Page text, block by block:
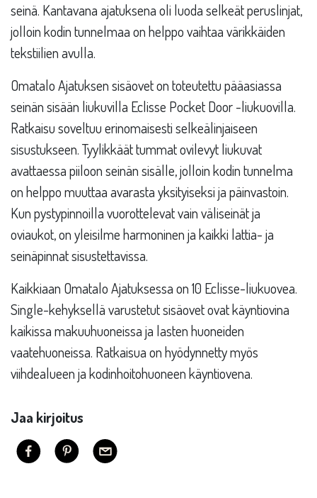
seinä. Kantavana ajatuksena oli luoda selkeät peruslinjat,
jolloin kodin tunnelmaa on helppo vaihtaa värikkäiden
tekstiilien avulla.
Omatalo Ajatuksen sisäovet on toteutettu pääasiassa
seinän sisään liukuvilla Eclisse Pocket Door -liukuovilla.
Ratkaisu soveltuu erinomaisesti selkeälinjaiseen
sisustukseen. Tyylikkäät tummat ovilevyt liukuvat
avattaessa piiloon seinän sisälle, jolloin kodin tunnelma
on helppo muuttaa avarasta yksityiseksi ja päinvastoin.
Kun pystypinnoilla vuorottelevat vain väliseinät ja
oviaukot, on yleisilme harmoninen ja kaikki lattia- ja
seinäpinnat sisustettavissa.
Kaikkiaan Omatalo Ajatuksessa on 10 Eclisse-liukuovea.
Single-kehyksellä varustetut sisäovet ovat käyntiovina
kaikissa makuuhuoneissa ja lasten huoneiden
vaatehuoneissa. Ratkaisua on hyödynnetty myös
viihdealueen ja kodinhoitohuoneen käyntiovena.
Jaa kirjoitus